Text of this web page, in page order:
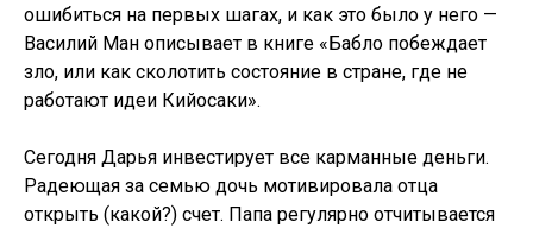
ошибиться на первых шагах, и как это было у него —
Василий Ман описывает в книге «Бабло побеждает
зло, или как сколотить состояние в стране, где не
работают идеи Кийосаки».
Сегодня Дарья инвестирует все карманные деньги.
Радеющая за семью дочь мотивировала отца
открыть (какой?) счет. Папа регулярно отчитывается